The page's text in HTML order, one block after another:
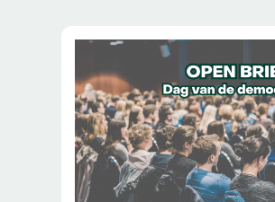
and
right
arrow
keys
access